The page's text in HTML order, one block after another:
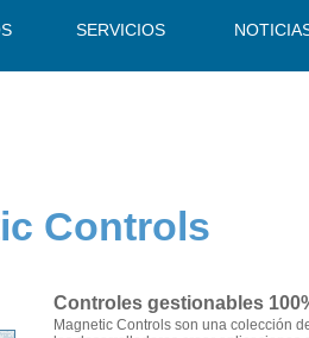
SERVICIOS
Controls
Controles gestionables
Magnetic Controls son una colección